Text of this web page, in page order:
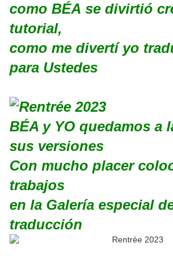
como BÉA se divirtió
tutorial,
como me divertí yo
para Ustedes
BÉA y YO quedamos a
sus versiones
Con mucho placer
trabajos
en la Galería especial
traducción